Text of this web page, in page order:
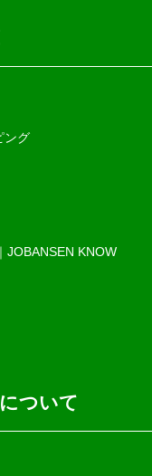
ング
JOBANSEN KNOW
ついて